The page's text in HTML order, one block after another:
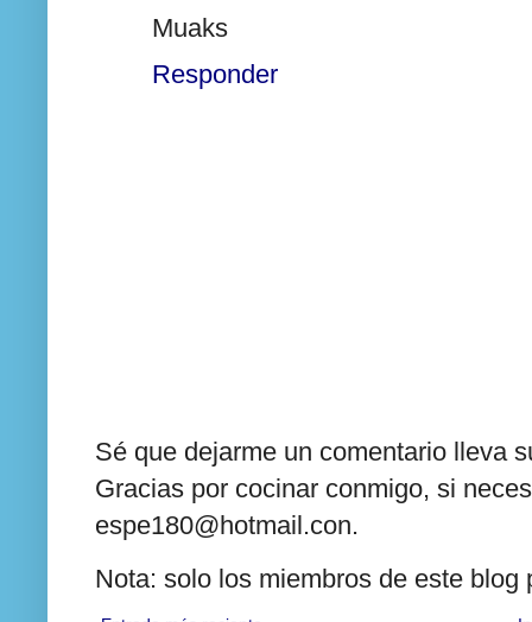
Muaks
Responder
Sé que dejarme un comentario lleva
Gracias por cocinar conmigo, si
espe180@hotmail.con.
Nota: solo los miembros de este